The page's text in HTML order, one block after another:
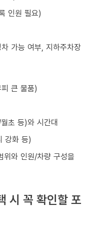
인원 필요)
가능 여부, 지하주차장
큰 물품)
초 등)와 시간대
강화 등)
위와 인원/차량 구성을
시 꼭 확인할 포